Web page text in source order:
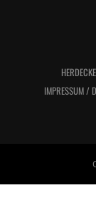
IMPRESSUM /